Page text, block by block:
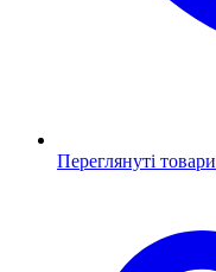
Переглянуті товари